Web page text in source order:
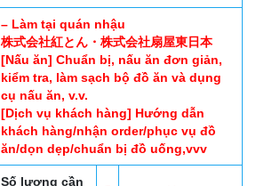
– Làm tại quán nhậu
株式会社紅とん・株式会社扇屋東日本
[Nấu ăn] Chuẩn bị, nấu ăn đơn giản,
kiểm tra, làm sạch bộ đồ ăn và dụng
cụ nấu ăn, v.v.
[Dịch vụ khách hàng] Hướng dẫn
khách hàng/nhận order/phục vụ đồ
ăn/dọn dẹp/chuẩn bị đồ uống,vvv
Số lượng cần